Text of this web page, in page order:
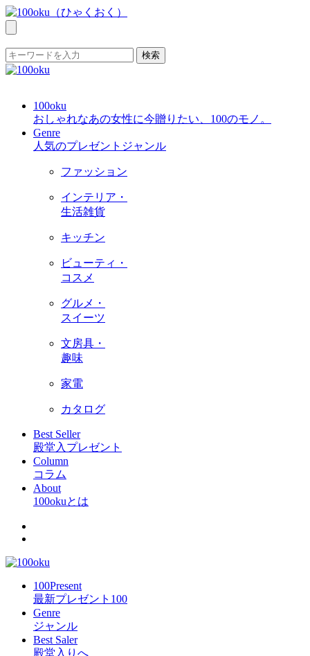
検索
100oku
おしゃれなあの女性に今贈りたい、100のモノ。
Genre
人気のプレゼントジャンル
ファッション
インテリア・
生活雑貨
キッチン
ビューティ・
コスメ
グルメ・
スイーツ
文房具・
趣味
家電
カタログ
Best Seller
殿堂入プレゼント
Column
コラム
About
100okuとは
100Present
最新プレゼント100
Genre
ジャンル
Best Saler
殿堂入りへ